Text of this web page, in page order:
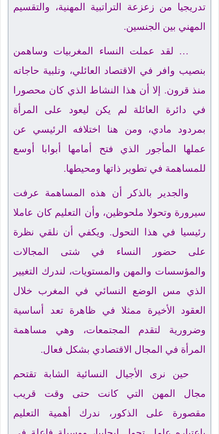
تدريجيا من زعزعة التراتبية المهنية، والتقسيم
المهني بين الجنسين.
… لقد عملت النساء المغربيات وساهمن
بنصيب وافر في الاقتصاد العائلي، وتلبية حاجاته
منذ قرون. إلا أن هذا النشاط الذي كان محصورا
في دائرة العائلة لم يكن ليعود على المرأة
بمردود مادي، ومن هنا اختلافه الرئيسي عن
عملها المأجور الذي فتح أمامها أبوابا أوسع
للمساهمة في تطوير ذاتها ومحيطها.
والجدير بالذكر أن هذه المساهمة عرفت
سيرورة وتحولا ملحوظين، وأن التعليم كان عاملا
رئيسيا في هذا التحول. ويكفي أن نلقي نظرة
على حضور النساء في شتى المجالات
والمؤسسات والمهن والمستويات، لندرك التغيير
الذي مس الوضع النسائي في المغرب خلال
العقود الأخيرة ممثلا في ظاهرة تعد أساسية
وضرورية لتقدم المجتمعات، وهي مساهمة
المرأة في المجال الاقتصادي بشكل فعال.
حين نرى الأجيال النسائية الشابة تقتحم
مجال المهن التي كانت حتى وقت قريب
مقصورة على الذكور، ندرك أهمية التعليم